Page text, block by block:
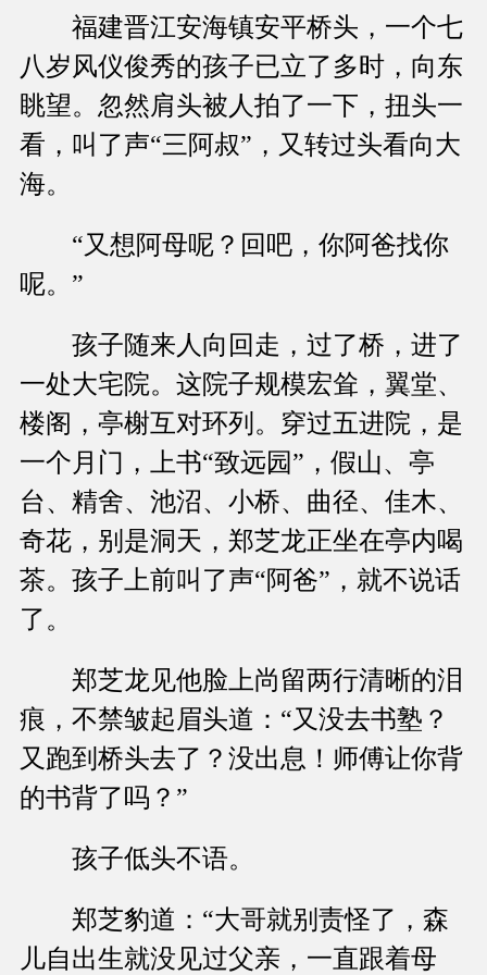
福建晋江安海镇安平桥头，一个七
八岁风仪俊秀的孩子已立了多时，向东
眺望。忽然肩头被人拍了一下，扭头一
看，叫了声“三阿叔”，又转过头看向大
海。
“又想阿母呢？回吧，你阿爸找你
呢。”
孩子随来人向回走，过了桥，进了
一处大宅院。这院子规模宏耸，翼堂、
楼阁，亭榭互对环列。穿过五进院，是
一个月门，上书“致远园”，假山、亭
台、精舍、池沼、小桥、曲径、佳木、
奇花，别是洞天，郑芝龙正坐在亭内喝
茶。孩子上前叫了声“阿爸”，就不说话
了。
郑芝龙见他脸上尚留两行清晰的泪
痕，不禁皱起眉头道：“又没去书塾？
又跑到桥头去了？没出息！师傅让你背
的书背了吗？”
孩子低头不语。
郑芝豹道：“大哥就别责怪了，森
儿自出生就没见过父亲，一直跟着母